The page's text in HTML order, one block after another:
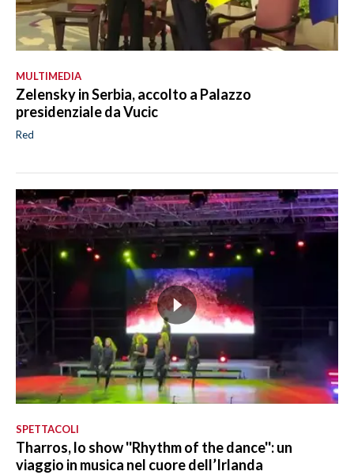
MULTIMEDIA
Zelensky in Serbia, accolto a Palazzo
presidenziale da Vucic
Red
SPETTACOLI
Tharros, lo show ''Rhythm of the dance'': un
viaggio in musica nel cuore dell’Irlanda